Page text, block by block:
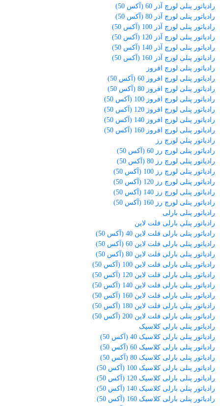
رادیاتور پنلی لورچ آذر 60 (آکس 50)
رادیاتور پنلی لورچ آذر 80 (آکس 50)
رادیاتور پنلی لورچ آذر 100 (آکس 50)
رادیاتور پنلی لورچ آذر 120 (آکس 50)
رادیاتور پنلی لورچ آذر 140 (آکس 50)
رادیاتور پنلی لورچ آذر 160 (آکس 50)
رادیاتور پنلی لورچ افروز
رادیاتور پنلی لورچ افروز 60 (آکس 50)
رادیاتور پنلی لورچ افروز 80 (آکس 50)
رادیاتور پنلی لورچ افروز 100 (آکس 50)
رادیاتور پنلی لورچ افروز 120 (آکس 50)
رادیاتور پنلی لورچ افروز 140 (آکس 50)
رادیاتور پنلی لورچ افروز 160 (آکس 50)
رادیاتور پنلی لورچ رز
رادیاتور پنلی لورچ رز 60 (آکس 50)
رادیاتور پنلی لورچ رز 80 (آکس 50)
رادیاتور پنلی لورچ رز 100 (آکس 50)
رادیاتور پنلی لورچ رز 120 (آکس 50)
رادیاتور پنلی لورچ رز 140 (آکس 50)
رادیاتور پنلی لورچ رز 160 (آکس 50)
رادیاتور پنلی بارلی
رادیاتور پنلی بارلی فلت لاین
رادیاتور پنلی بارلی فلت لاین 40 (آکس 50)
رادیاتور پنلی بارلی فلت لاین 60 (آکس 50)
رادیاتور پنلی بارلی فلت لاین 80 (آکس 50)
رادیاتور پنلی بارلی فلت لاین 100 (آکس 50)
رادیاتور پنلی بارلی فلت لاین 120 (آکس 50)
رادیاتور پنلی بارلی فلت لاین 140 (آکس 50)
رادیاتور پنلی بارلی فلت لاین 160 (آکس 50)
رادیاتور پنلی بارلی فلت لاین 180 (آکس 50)
رادیاتور پنلی بارلی فلت لاین 200 (آکس 50)
رادیاتور پنلی بارلی کلاسیک
رادیاتور پنلی بارلی کلاسیک 40 (آکس 50)
رادیاتور پنلی بارلی کلاسیک 60 (آکس 50)
رادیاتور پنلی بارلی کلاسیک 80 (آکس 50)
رادیاتور پنلی بارلی کلاسیک 100 (آکس 50)
رادیاتور پنلی بارلی کلاسیک 120 (آکس 50)
رادیاتور پنلی بارلی کلاسیک 140 (آکس 50)
رادیاتور پنلی بارلی کلاسیک 160 (آکس 50)